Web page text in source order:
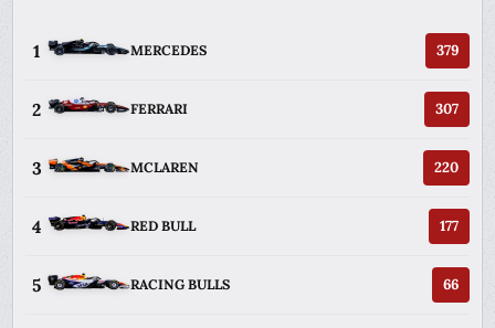
1 MERCEDES 379
2 FERRARI 307
3 MCLAREN 220
4 RED BULL 177
5 RACING BULLS 66